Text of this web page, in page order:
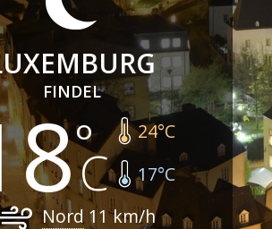
FINDEL
24°C
17°C
Nord 11km/h